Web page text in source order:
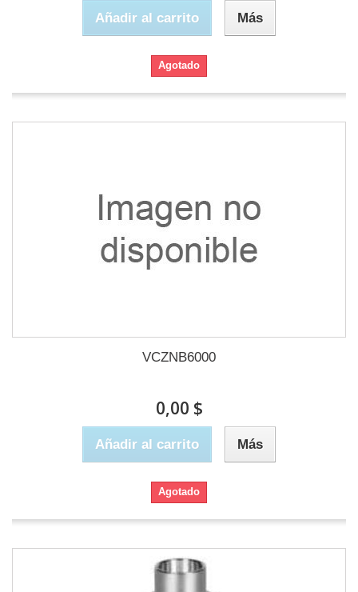
Añadir al carrito Más
Agotado
VCZNB6000
0,00 $
Añadir al carrito Más
Agotado